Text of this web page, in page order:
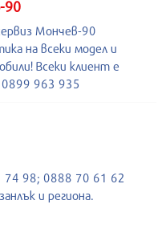
90
Мончев-90
на всеки модел и
Всеки клиент е
0899 963 935
74 98; 0888 70 61 62
и региона.